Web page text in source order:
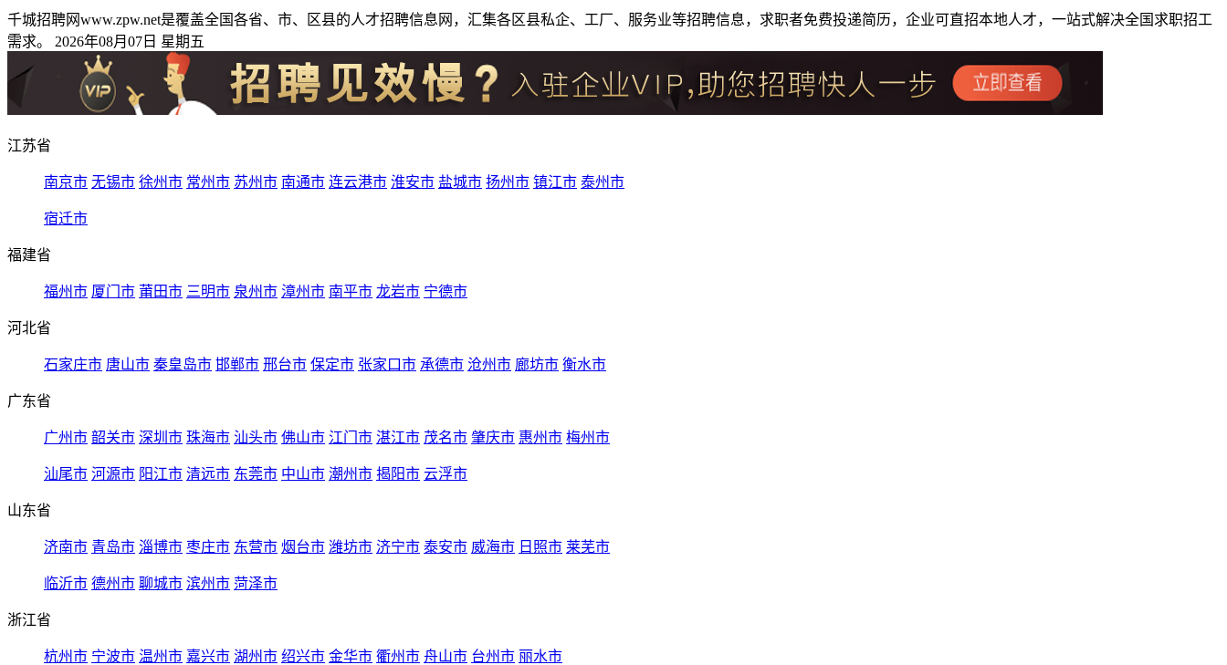
千城招聘网www.zpw.net是覆盖全国各省、市、区县的人才招聘信息网，汇集各区县私企、工厂、服务业等招聘信息，求职者免费投递简历，企业可直招本地人才，一站式解决全国求职招工
需求。 2026年08月07日 星期五
江苏省
南京市 无锡市 徐州市 常州市 苏州市 南通市 连云港市 淮安市 盐城市 扬州市 镇江市 泰州市
宿迁市
福建省
福州市 厦门市 莆田市 三明市 泉州市 漳州市 南平市 龙岩市 宁德市
河北省
石家庄市 唐山市 秦皇岛市 邯郸市 邢台市 保定市 张家口市 承德市 沧州市 廊坊市 衡水市
广东省
广州市 韶关市 深圳市 珠海市 汕头市 佛山市 江门市 湛江市 茂名市 肇庆市 惠州市 梅州市
汕尾市 河源市 阳江市 清远市 东莞市 中山市 潮州市 揭阳市 云浮市
山东省
济南市 青岛市 淄博市 枣庄市 东营市 烟台市 潍坊市 济宁市 泰安市 威海市 日照市 莱芜市
临沂市 德州市 聊城市 滨州市 菏泽市
浙江省
杭州市 宁波市 温州市 嘉兴市 湖州市 绍兴市 金华市 衢州市 舟山市 台州市 丽水市